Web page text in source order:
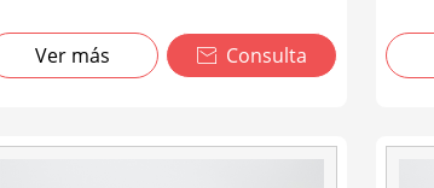
Ver más  Consulta